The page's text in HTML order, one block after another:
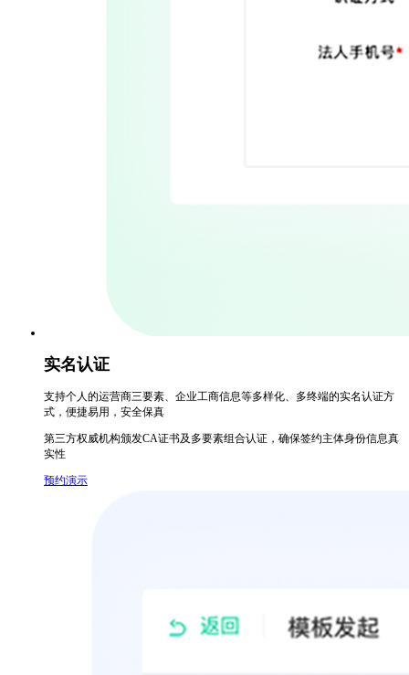
实名认证
支持个人的运营商三要素、企业工商信息等多样化、多终端的实名认证方
式，便捷易用，安全保真
第三方权威机构颁发CA证书及多要素组合认证，确保签约主体身份信息真
实性
预约演示